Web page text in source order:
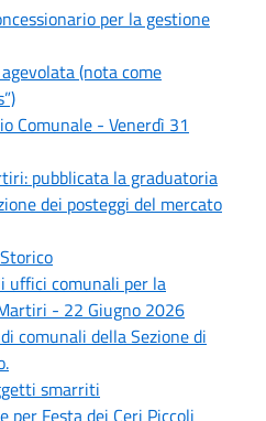
per la gestione
(nota come
Comunale - Venerdì 31
pubblicata la graduatoria
dei posteggi del mercato
uffici comunali per la
- 22 Giugno 2026
comunali della Sezione di
smarriti
per Festa dei Ceri Piccoli